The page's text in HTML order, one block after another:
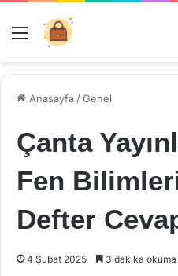
Menü
Anasayfa /Genel
Çanta
Fen Bilimleri
Defter
4 Şubat 2025 3 dakika okuma